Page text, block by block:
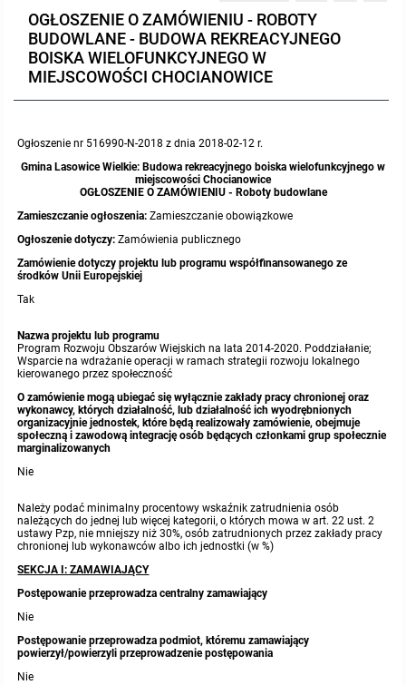
Protokoły z posiedzeń sesji 2023
Protokoły z posiedzeń sesji 2022
Protokoły z posiedzeń sesji 2020
Protokoły z posiedzeń sesji 2019
Protokoły z posiedzeń sesji 2018
Protokoły z posiedzeń sesji 2017
Protokoły z posiedzeń sesji 2017
Protokoły z posiedzeń sesji 2016
Protokoły z posiedzeń sesji 2015
Protokoły z posiedzeń sesji 2013
Protokoły z posiedzeń sesji 2012
Protokoły z posiedzeń sesji 2011
Protokoły z posiedzeń sesji 2010
Wspólne posiedzenia Komisji Rady Gminy Lasowice Wielkie
Doraźna komisji ds. wyboru ławników
Uchwały Rady Gminy 2009-2014
Uchwały Rady Gminy do 2007
Informacje o finansach publicznych
Opinie Regionalnej Izby Obrachunkowej
Strategia rozwoju
Regulamin organizacyjny
Raport dostępności
Kogo dotyczy BIP?
Co powinien zawierać BIP?
Formularz oświadczenia BIP
MENU PRZEDMIOTOWE
Instytucje Gminne
Ośrodek Pomocy Społecznej
Zespół Szkolno-Przedszkolny w Chocianowicach
Zespół Szkolno-Przedszkolny w Lasowicach Wielkich
Biblioteka Publiczna
Sołectwa
Zarządzenia Wójta 2024-2029
Zarządzenia Wójta 2018-2023
Zarządzenia Wójta Gminy w 2010 roku
Zarządzenia Wójta Gminy w 2011 r.
Zarządzenia Wójta do 2007
Zarządzenia w 2008 roku
Zarządzenia w 2009
Podatki i opłaty
Formularze na podatki lokalne obowiązujące od 1 lipca 2019 r.
Umorzenia
Podatki i opłaty lokalne
Preferencyjny zakup węgla
Oświadczenia majątkowe radnych i pracowników
Obwieszczenia i ogłoszenia
Informacje publiczne archiwalne
Informacje o środowisku
Praca w Urzędzie
Ogłoszenia o naborze
Oświadczenia kandydata
Ochrona Środowiska
Publicznie dostępny wykaz danych o środowisku
Roczne sprawozdania z gospodarki odpadami
Analiza stanu gospodarki odpadami
Okresowa ocena jakości wody
Kontrole
Platforma e-Zamówienia
Ogłoszenia dodatkowe
Odpowiedzi na zapytania
Gminna Ewidencja Zabytków Gminy Lasowice Wielkie
Planowanie i zagospodarowanie przestrzenne
Studium uwarunkowań i kierunków zagospodarowania przestrzennego
Zaproszenia do składania ofert
OGŁOSZENIE O ZAMÓWIENIU - ROBOTY
BUDOWLANE - BUDOWA REKREACYJNEGO
BOISKA WIELOFUNKCYJNEGO W
MIEJSCOWOŚCI CHOCIANOWICE
Ogłoszenie nr 516990-N-2018 z dnia 2018-02-12 r.
Gmina Lasowice Wielkie: Budowa rekreacyjnego boiska wielofunkcyjnego w
miejscowości Chocianowice
OGŁOSZENIE O ZAMÓWIENIU - Roboty budowlane
Zamieszczanie ogłoszenia: Zamieszczanie obowiązkowe
Ogłoszenie dotyczy: Zamówienia publicznego
Zamówienie dotyczy projektu lub programu współfinansowanego ze
środków Unii Europejskiej
Tak
Nazwa projektu lub programu
Program Rozwoju Obszarów Wiejskich na lata 2014-2020. Poddziałanie;
Wsparcie na wdrażanie operacji w ramach strategii rozwoju lokalnego
kierowanego przez społeczność
O zamówienie mogą ubiegać się wyłącznie zakłady pracy chronionej oraz
wykonawcy, których działalność, lub działalność ich wyodrębnionych
organizacyjnie jednostek, które będą realizowały zamówienie, obejmuje
społeczną i zawodową integrację osób będących członkami grup społecznie
marginalizowanych
Nie
Należy podać minimalny procentowy wskaźnik zatrudnienia osób
należących do jednej lub więcej kategorii, o których mowa w art. 22 ust. 2
ustawy Pzp, nie mniejszy niż 30%, osób zatrudnionych przez zakłady pracy
chronionej lub wykonawców albo ich jednostki (w %)
SEKCJA I: ZAMAWIAJĄCY
Postępowanie przeprowadza centralny zamawiający
Nie
Postępowanie przeprowadza podmiot, któremu zamawiający
powierzył/powierzyli przeprowadzenie postępowania
Nie